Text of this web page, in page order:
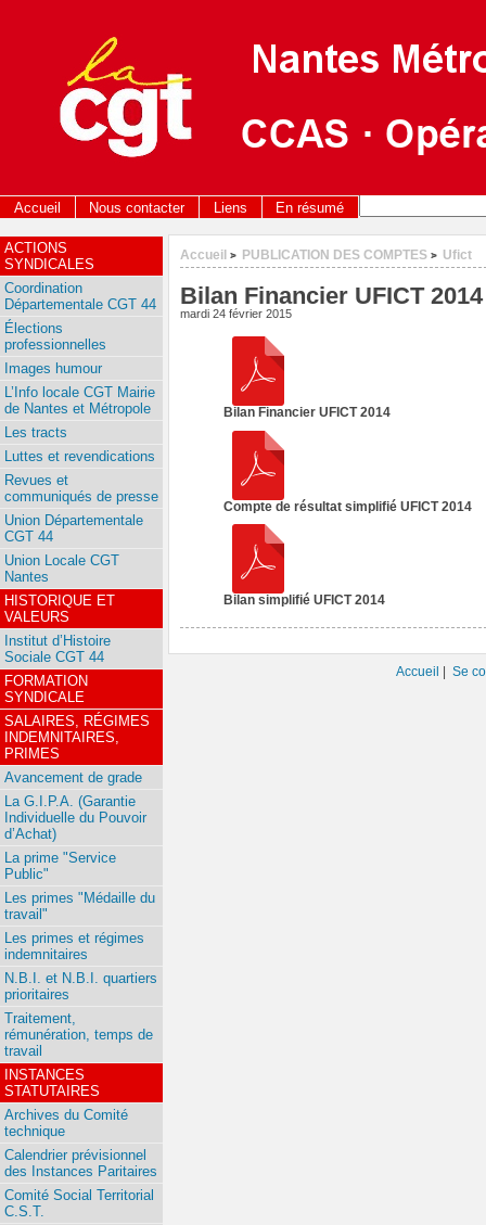
Accueil Nous contacter Liens En résumé
Accueil > PUBLICATION DES COMPTES > Ufict
Bilan Financier UFICT 2014
mardi 24 février 2015
Bilan Financier UFICT 2014
Compte de résultat simplifié UFICT 2014
Bilan simplifié UFICT 2014
ACTIONS
SYNDICALES
Coordination
Départementale CGT 44
Élections
professionnelles
Images humour
L’Info locale CGT Mairie
de Nantes et Métropole
Les tracts
Luttes et revendications
Revues et
communiqués de presse
Union Départementale
CGT 44
Union Locale CGT
Nantes
HISTORIQUE ET
VALEURS
Institut d’Histoire
Sociale CGT 44
FORMATION
SYNDICALE
SALAIRES, RÉGIMES
INDEMNITAIRES,
PRIMES
Avancement de grade
La G.I.P.A. (Garantie
Individuelle du Pouvoir
d’Achat)
La prime "Service
Public"
Les primes "Médaille du
travail"
Les primes et régimes
indemnitaires
N.B.I. et N.B.I. quartiers
prioritaires
Traitement,
rémunération, temps de
travail
INSTANCES
STATUTAIRES
Archives du Comité
technique
Calendrier prévisionnel
des Instances Paritaires
Comité Social Territorial
C.S.T.
Accueil |Se